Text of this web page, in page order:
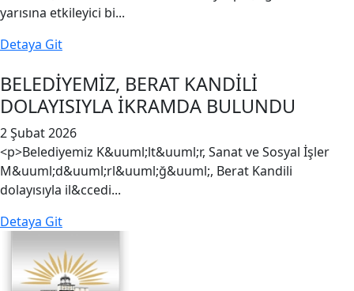
yarısına etkileyici bi...
Detaya Git
BELEDİYEMİZ, BERAT KANDİLİ
DOLAYISIYLA İKRAMDA BULUNDU
2 Şubat 2026
<p>Belediyemiz K&uuml;lt&uuml;r, Sanat ve Sosyal İşler
M&uuml;d&uuml;rl&uuml;ğ&uuml;, Berat Kandili
dolayısıyla il&ccedi...
Detaya Git